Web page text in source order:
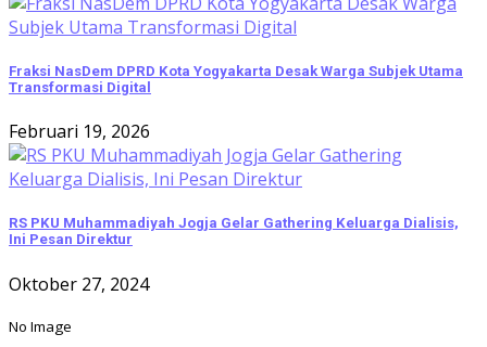
Fraksi NasDem DPRD Kota Yogyakarta Desak Warga Subjek Utama
Transformasi Digital
Februari 19, 2026
RS PKU Muhammadiyah Jogja Gelar Gathering Keluarga Dialisis,
Ini Pesan Direktur
Oktober 27, 2024
No Image